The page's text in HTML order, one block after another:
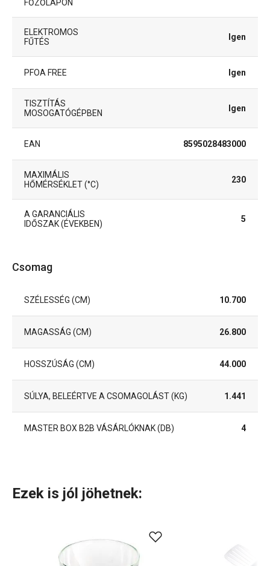
FŐZŐLAPON
ELEKTROMOS
FŰTÉS
Igen
PFOA FREE Igen
TISZTÍTÁS
MOSOGATÓGÉPBEN
Igen
EAN 8595028483000
MAXIMÁLIS
HŐMÉRSÉKLET (°C)
230
A GARANCIÁLIS
IDŐSZAK (ÉVEKBEN)
5
Csomag
SZÉLESSÉG (CM) 10.700
MAGASSÁG (CM) 26.800
HOSSZÚSÁG (CM) 44.000
SÚLYA, BELEÉRTVE A CSOMAGOLÁST (KG) 1.441
MASTER BOX B2B VÁSÁRLÓKNAK (DB) 4
Ezek is jól jöhetnek: